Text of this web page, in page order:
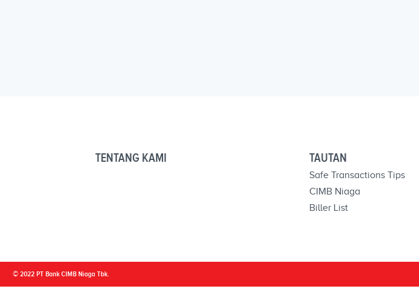
TENTANG KAMI TAUTAN
Safe Transactions Tips
CIMB Niaga
Biller List
© 2022 PT Bank CIMB Niaga Tbk.